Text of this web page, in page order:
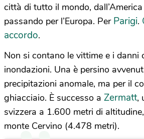
città di tutto il mondo, dall’America
passando per l’Europa. Per Parigi.
accordo.
Non si contano le vittime e i danni
inondazioni. Una è persino
precipitazioni anomale, ma per il
ghiacciaio. È successo a Zermatt,
svizzera a 1.600 metri di
monte Cervino (4.478 metri).